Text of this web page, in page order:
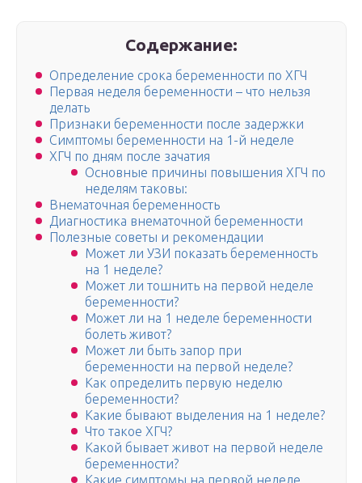
Содержание:
Определение срока беременности по ХГЧ
Первая неделя беременности – что нельзя
делать
Признаки беременности после задержки
Симптомы беременности на 1-й неделе
ХГЧ по дням после зачатия
Основные причины повышения ХГЧ по
неделям таковы:
Внематочная беременность
Диагностика внематочной беременности
Полезные советы и рекомендации
Может ли УЗИ показать беременность
на 1 неделе?
Может ли тошнить на первой неделе
беременности?
Может ли на 1 неделе беременности
болеть живот?
Может ли быть запор при
беременности на первой неделе?
Как определить первую неделю
беременности?
Какие бывают выделения на 1 неделе?
Что такое ХГЧ?
Какой бывает живот на первой неделе
беременности?
Какие симптомы на первой неделе